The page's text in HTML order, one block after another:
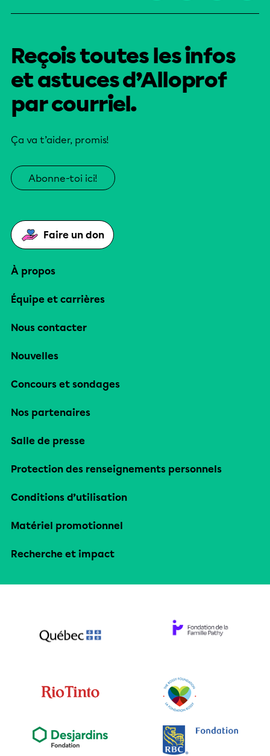
Reçois toutes les infos
et astuces d’Alloprof
par courriel.
Ça va t’aider, promis!
Abonne-toi ici!
Faire un don
À propos
Équipe et carrières
Nous contacter
Nouvelles
Concours et sondages
Nos partenaires
Salle de presse
Protection des renseignements personnels
Conditions d’utilisation
Matériel promotionnel
Recherche et impact